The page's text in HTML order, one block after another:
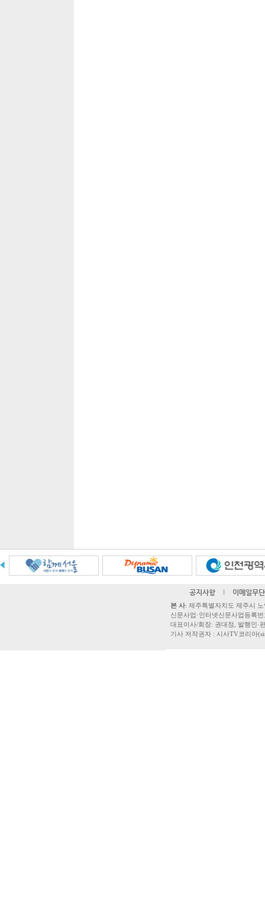
공지사항 l 이메일무
본 사: 제주특별자치도 제주시
신문사업·인터넷신문사업등록
대표이사/회장: 권대정, 발행인·
기사 저작권자 : 시사TV코리아